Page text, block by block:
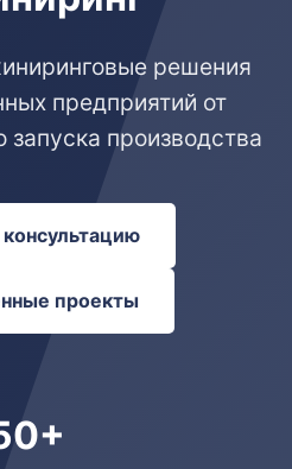
решения
предприятий от
запуска производства
консультацию
проекты